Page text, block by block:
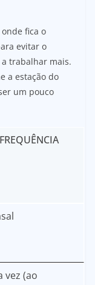
fica o
evitar o
trabalhar mais.
a estação do
um pouco
FREQUÊNCIA
vez (ao